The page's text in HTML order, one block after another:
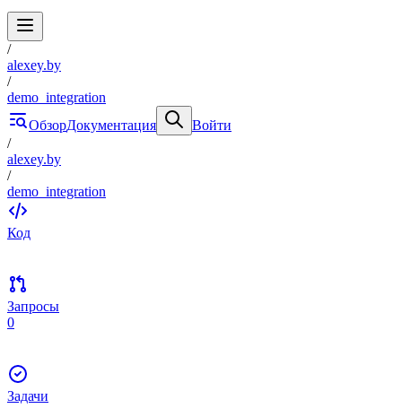
/
alexey.by
/
demo_integration
ОбзорДокументация
Войти
/
alexey.by
/
demo_integration
Код
Запросы
0
Задачи